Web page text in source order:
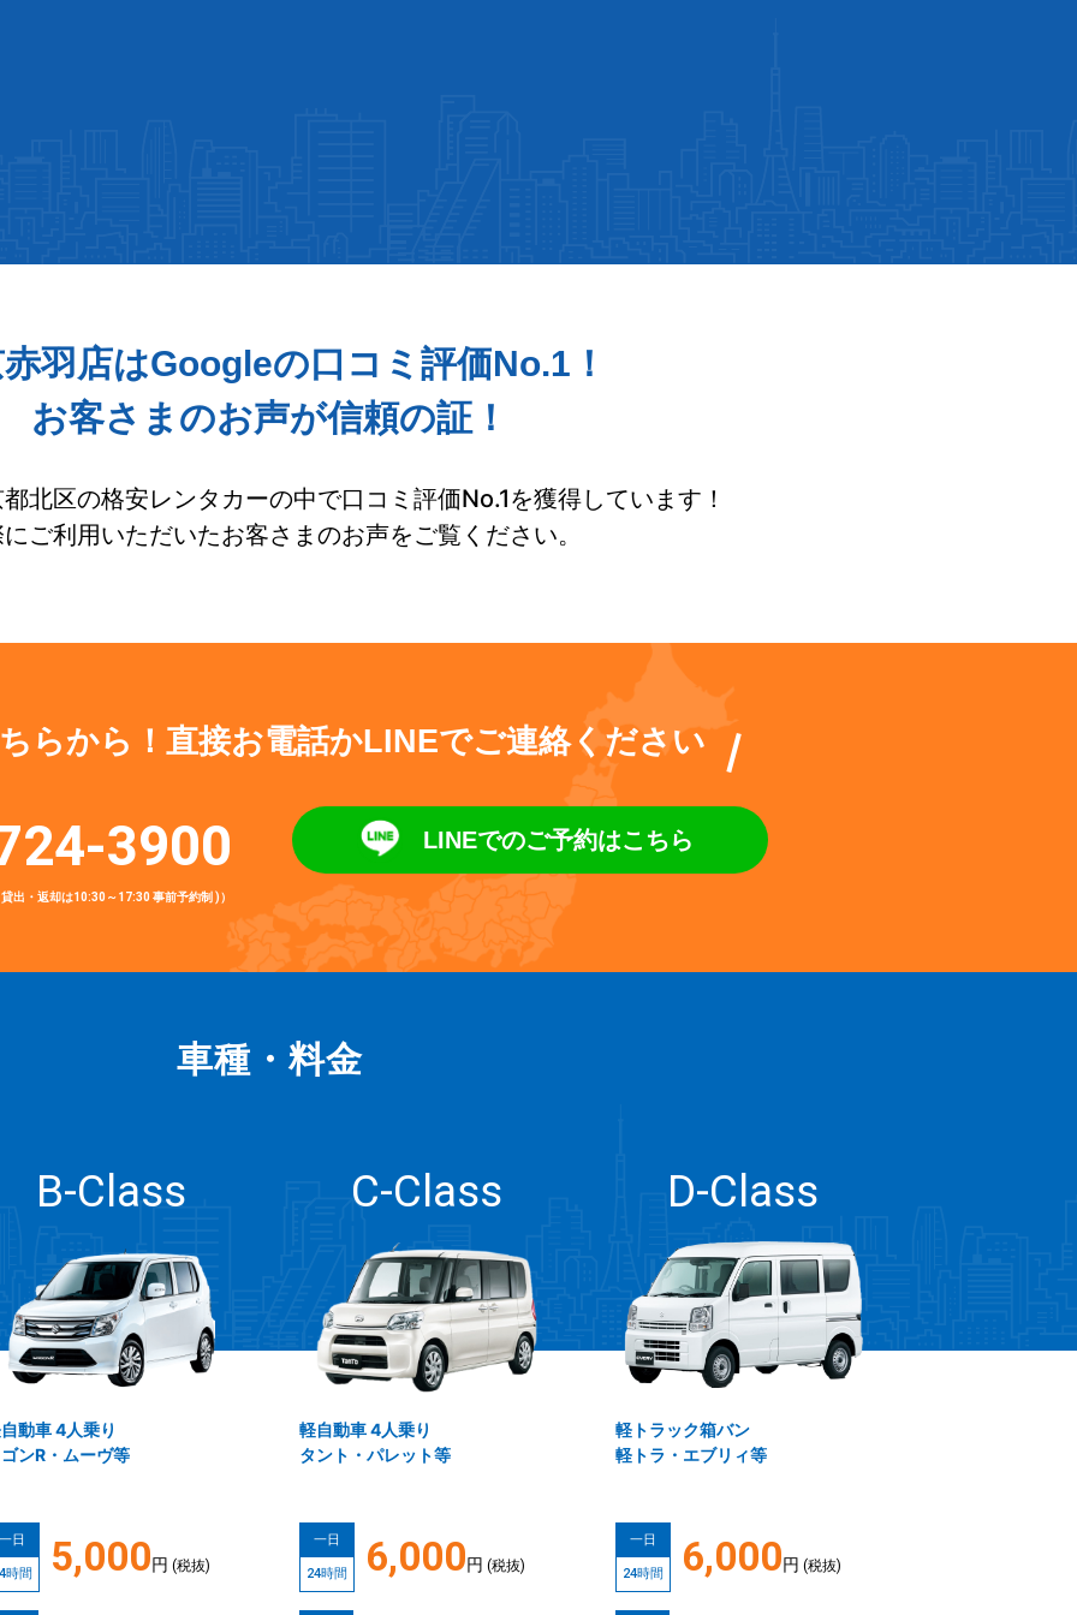
羽店はGoogleの 口コミ評価No.1！
お客さまのお声が信頼の証！
北区の格安レンタカーの中で口コミ評価No.1を獲得しています！
ご利用いただいたお客さまのお声をご覧ください。
らから！ 直接お電話かLINEでご連絡ください
3900
・返却は10:30～17:30 事前予約制 )）
LINEでのご予約はこちら
車種・料金
B-Class
動車 4人乗り
ンR・ムーヴ等
日
時間 5,000円 (税抜)
C-Class
軽自動車 4人乗り
タント・パレット等
一日
24時間 6,000円 (税抜)
D-Class
軽トラック箱バン
軽トラ・エブリィ等
一日
24時間 6,000円 (税抜)